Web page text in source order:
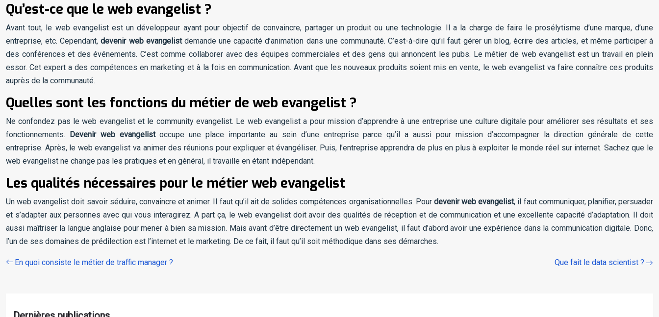
Qu’est-ce que le web evangelist ?
Avant tout, le web evangelist est un développeur ayant pour objectif de convaincre, partager un produit ou une technologie. Il a la charge de faire le prosélytisme d’une marque, d’une
entreprise, etc. Cependant,devenir web evangelistdemande une capacité d’animation dans une communauté. C’est-à-dire qu’il faut gérer un blog, écrire des articles, et même participer à
des conférences et des événements. C’est comme collaborer avec des équipes commerciales et des gens qui annoncent les pubs. Le métier de web evangelist est un travail en plein
essor. Cet expert a des compétences en marketing et à la fois en communication. Avant que les nouveaux produits soient mis en vente, le web evangelist va faire connaître ces produits
auprès de la communauté.
Quelles sont les fonctions du métier de web evangelist ?
Ne confondez pas le web evangelist et le community evangelist. Le web evangelist a pour mission d’apprendre à une entreprise une culture digitale pour améliorer ses résultats et ses
fonctionnements. Devenir web evangelistoccupe une place importante au sein d’une entreprise parce qu’il a aussi pour mission d’accompagner la direction générale de cette
entreprise. Après, le web evangelist va animer des réunions pour expliquer et évangéliser. Puis, l’entreprise apprendra de plus en plus à exploiter le monde réel sur internet. Sachez que le
web evangelist ne change pas les pratiques et en général, il travaille en étant indépendant.
Les qualités nécessaires pour le métier web evangelist
Un web evangelist doit savoir séduire, convaincre et animer. Il faut qu’il ait de solides compétences organisationnelles. Pour devenir web evangelist, il faut communiquer, planifier, persuader
et s’adapter aux personnes avec qui vous interagirez. A part ça, le web evangelist doit avoir des qualités de réception et de communication et une excellente capacité d’adaptation. Il doit
aussi maîtriser la langue anglaise pour mener à bien sa mission. Mais avant d’être directement un web evangelist, il faut d’abord avoir une expérience dans la communication digitale. Donc,
l’un de ses domaines de prédilection est l’internet et le marketing. De ce fait, il faut qu’il soit méthodique dans ses démarches.
En quoi consiste le métier de traffic manager ? Que fait le data scientist ?